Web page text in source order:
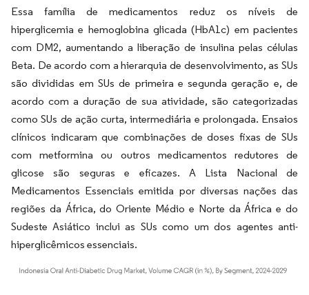
Essa família de medicamentos reduz os níveis de
hiperglicemia e hemoglobina glicada (HbA1c) em pacientes
com DM2, aumentando a liberação de insulina pelas células
Beta. De acordo com a hierarquia de desenvolvimento, as SUs
são divididas em SUs de primeira e segunda geração e, de
acordo com a duração de sua atividade, são categorizadas
como SUs de ação curta, intermediária e prolongada. Ensaios
clínicos indicaram que combinações de doses fixas de SUs
com metformina ou outros medicamentos redutores de
glicose são seguras e eficazes. A Lista Nacional de
Medicamentos Essenciais emitida por diversas nações das
regiões da África, do Oriente Médio e Norte da África e do
Sudeste Asiático inclui as SUs como um dos agentes anti-
hiperglicêmicos essenciais.